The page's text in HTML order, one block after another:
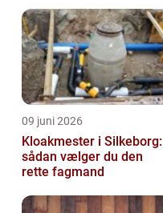
09 juni 2026
Kloakmester i Silkeborg:
sådan vælger du den
rette fagmand